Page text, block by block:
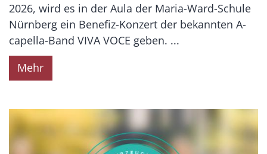
2026, wird es in der Aula der Maria-Ward-Schule
Nürnberg ein Benefiz-Konzert der bekannten A-
capella-Band VIVA VOCE geben. ...
Mehr